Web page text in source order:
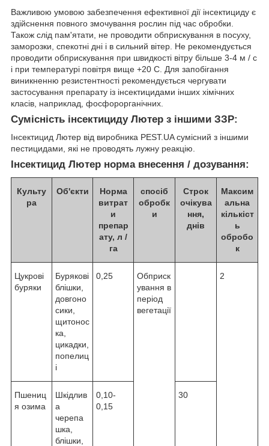
Важливою умовою забезпечення ефективної дії інсектициду є
здійснення повного змочування рослин під час обробки.
Також слід пам'ятати, не проводити обприскування в посуху,
заморозки, спекотні дні і в сильний вітер. Не рекомендується
проводити обприскування при швидкості вітру більше 3-4 м / с
і при температурі повітря вище +20 С. Для запобігання
виникненню резистентності рекомендується чергувати
застосування препарату із інсектицидами інших хімічних
класів, наприклад, фосфорорганічних.
Сумісність інсектициду Лютер з іншими ЗЗР:
Інсектицид Лютер від виробника PEST.UA сумісний з іншими
пестицидами, які не проводять лужну реакцію.
Інсектицид Лютер норма внесення / дозування:
Культу
ра
Об'єкти
Норма
витрат
и
препар
ату, л /
га
спосіб
обробк
и
Строк
очікува
ння,
днів
Максим
альна
кількіст
ь
обробо
к
Цукрові
буряки
Бурякові
блішки,
довгоно
сики,
щитонос
ка,
цикадки,
попелиц
і
0,25
Обприск
ування в
період
вегетації
2
Пшениц
я озима
Шкідлив
а
черепа
шка,
блішки,
0,10-
0,15
30